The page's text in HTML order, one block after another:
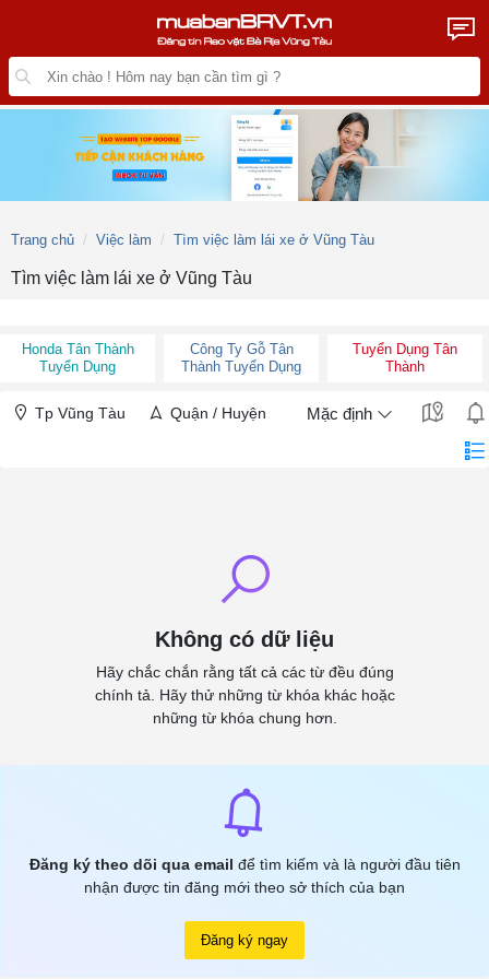
Trang chủ Việc làm Tìm việc làm lái xe ở Vũng Tàu
Tìm việc làm lái xe ở Vũng Tàu
Honda Tân Thành
Tuyển Dụng
Công Ty Gỗ Tân
Thành Tuyển Dụng
Tuyển Dụng Tân
Thành
Tp Vũng Tàu Quận / Huyện Mặc định
Không có dữ liệu
Hãy chắc chắn rằng tất cả các từ đều đúng
chính tả. Hãy thử những từ khóa khác hoặc
những từ khóa chung hơn.
Đăng ký theo dõi qua email để tìm kiếm và là người đầu tiên
nhận được tin đăng mới theo sở thích của bạn
Đăng ký ngay